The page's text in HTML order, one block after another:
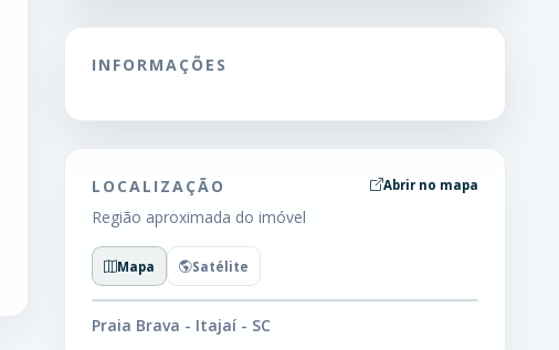
INFORMAÇÕES
LOCALIZAÇÃO
Região aproximada do imóvel
Abrir no mapa
Mapa Satélite
Praia Brava - Itajaí - SC